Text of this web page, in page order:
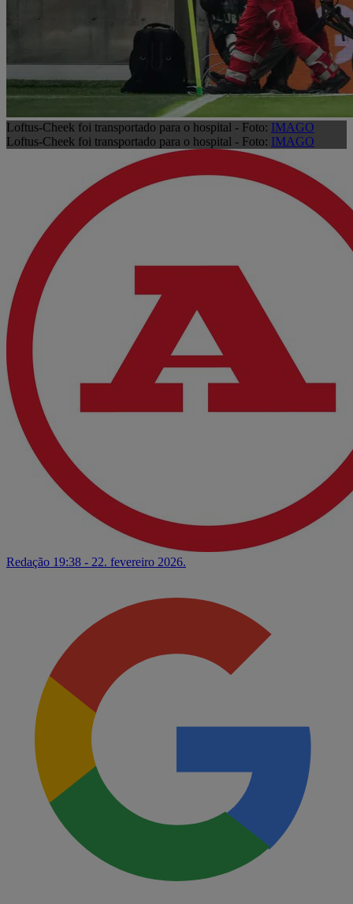
Loftus-Cheek foi transportado para o hospital - Foto: IMAGO
Loftus-Cheek foi transportado para o hospital - Foto: IMAGO
Redação 19:38 - 22. fevereiro 2026.